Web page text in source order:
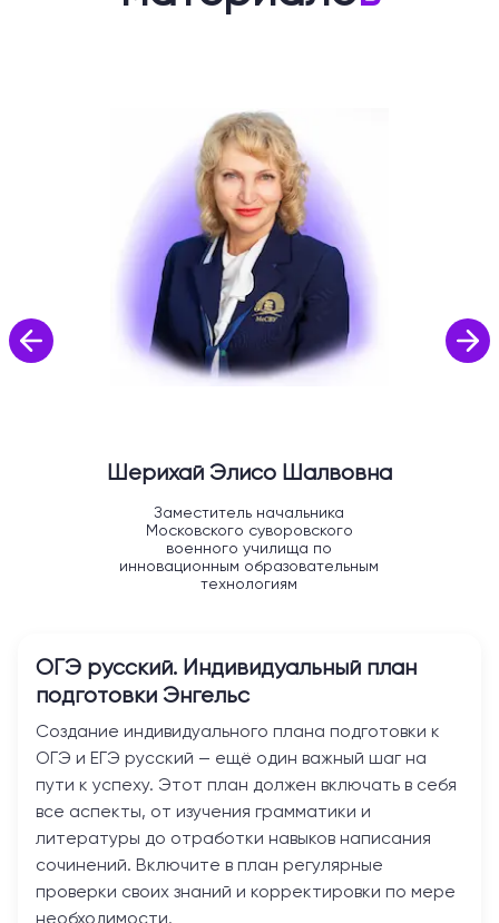
Шерихай Элисо Шалвовна
Заместитель начальника
Московского суворовского
военного училища по
инновационным образовательным
технологиям
ОГЭ русский. Индивидуальный план
подготовки Энгельс
Создание индивидуального плана подготовки к
ОГЭ и ЕГЭ русский — ещё один важный шаг на
пути к успеху. Этот план должен включать в себя
все аспекты, от изучения грамматики и
литературы до отработки навыков написания
сочинений. Включите в план регулярные
проверки своих знаний и корректировки по мере
необходимости.